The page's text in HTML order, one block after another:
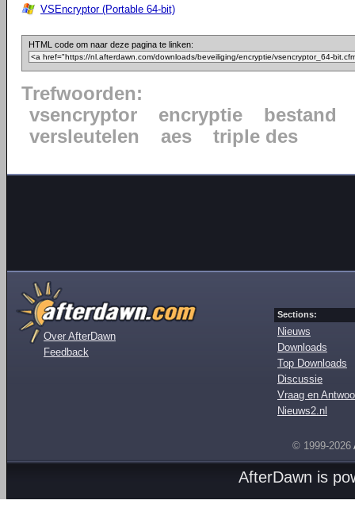
VSEncryptor (Portable 64-bit)
HTML code om naar deze pagina te linken:
Trefwoorden:
vsencryptor
encryptie
bestand
versleutelen
aes triple des
Over AfterDawn
Feedback
Sections:
Nieuws
Downloads
Top Downloads
Discussie
Vraag en
Nieuws2.nl
© 1999-2026
AfterDawn is